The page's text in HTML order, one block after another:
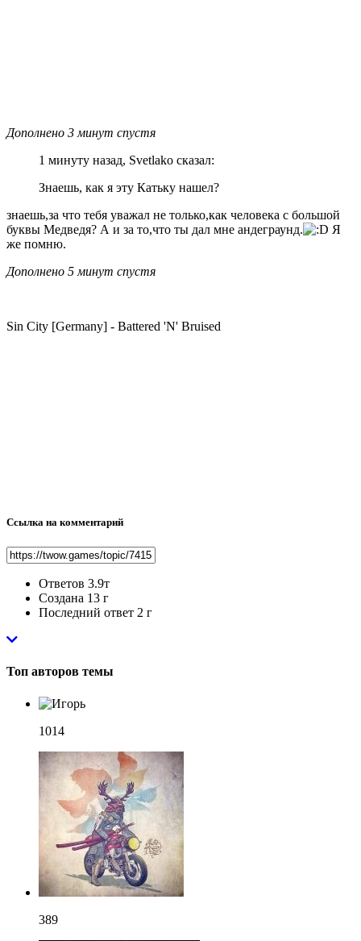
Дополнено 3 минут спустя
1 минуту назад, Svetlako сказал:
Знаешь, как я эту Катьку нашел?
знаешь,за что тебя уважал не только,как человека с большой
буквы Медведя? А и за то,что ты дал мне андеграунд.
Я
же помню.
Дополнено 5 минут спустя
Sin City [Germany] - Battered 'N' Bruised
Ссылка на комментарий
Ответов 3.9т
Создана 13 г
Последний ответ 2 г
Топ авторов темы
1014
389